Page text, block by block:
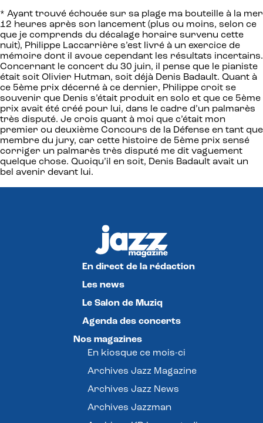
* Ayant trouvé échouée sur sa plage ma bouteille à la mer
12 heures après son lancement (plus ou moins, selon ce
que je comprends du décalage horaire survenu cette
nuit), Philippe Laccarrière s’est livré à un exercice de
mémoire dont il avoue cependant les résultats incertains.
Concernant le concert du 30 juin, il pense que le pianiste
était soit Olivier Hutman, soit déjà Denis Badault. Quant à
ce 5ème prix décerné à ce dernier, Philippe croit se
souvenir que Denis s’était produit en solo et que ce 5ème
prix avait été créé pour lui, dans le cadre d’un palmarès
très disputé. Je crois quant à moi que c’était mon
premier ou deuxième Concours de la Défense en tant que
membre du jury, car cette histoire de 5ème prix sensé
corriger un palmarès très disputé me dit vaguement
quelque chose. Quoiqu’il en soit, Denis Badault avait un
bel avenir devant lui.
En direct de la rédaction
Les news
Le Salon de Muziq
Agenda des concerts
Nos magazines
En kiosque ce mois-ci
Archives Jazz Magazine
Archives Jazz News
Archives Jazzman